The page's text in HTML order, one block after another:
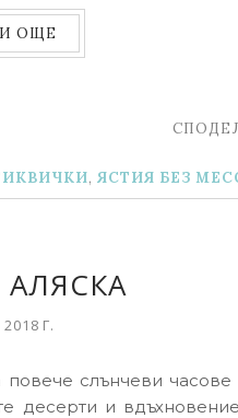
ОЩЕ
, ЯСТИЯ БЕЗ
Г.
слънчеви
десерти и